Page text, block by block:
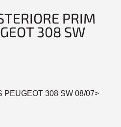
PRIM
308 SW
PEUGEOT 308 SW 08/07>